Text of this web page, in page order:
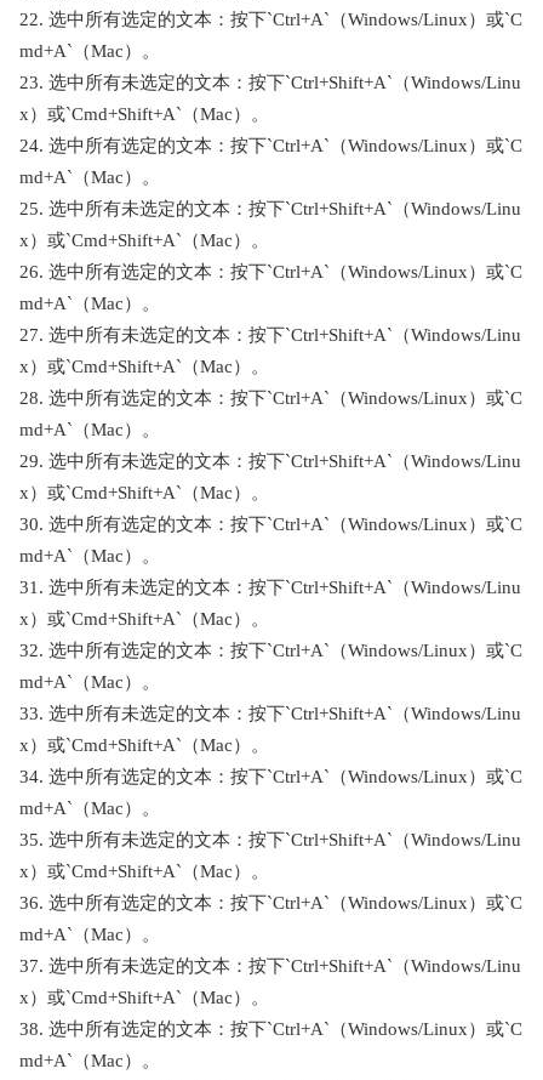
22. 选中所有选定的文本：按下`Ctrl+A`（Windows/Linux）或`C
md+A`（Mac）。
23. 选中所有未选定的文本：按下`Ctrl+Shift+A`（Windows/Linu
x）或`Cmd+Shift+A`（Mac）。
24. 选中所有选定的文本：按下`Ctrl+A`（Windows/Linux）或`C
md+A`（Mac）。
25. 选中所有未选定的文本：按下`Ctrl+Shift+A`（Windows/Linu
x）或`Cmd+Shift+A`（Mac）。
26. 选中所有选定的文本：按下`Ctrl+A`（Windows/Linux）或`C
md+A`（Mac）。
27. 选中所有未选定的文本：按下`Ctrl+Shift+A`（Windows/Linu
x）或`Cmd+Shift+A`（Mac）。
28. 选中所有选定的文本：按下`Ctrl+A`（Windows/Linux）或`C
md+A`（Mac）。
29. 选中所有未选定的文本：按下`Ctrl+Shift+A`（Windows/Linu
x）或`Cmd+Shift+A`（Mac）。
30. 选中所有选定的文本：按下`Ctrl+A`（Windows/Linux）或`C
md+A`（Mac）。
31. 选中所有未选定的文本：按下`Ctrl+Shift+A`（Windows/Linu
x）或`Cmd+Shift+A`（Mac）。
32. 选中所有选定的文本：按下`Ctrl+A`（Windows/Linux）或`C
md+A`（Mac）。
33. 选中所有未选定的文本：按下`Ctrl+Shift+A`（Windows/Linu
x）或`Cmd+Shift+A`（Mac）。
34. 选中所有选定的文本：按下`Ctrl+A`（Windows/Linux）或`C
md+A`（Mac）。
35. 选中所有未选定的文本：按下`Ctrl+Shift+A`（Windows/Linu
x）或`Cmd+Shift+A`（Mac）。
36. 选中所有选定的文本：按下`Ctrl+A`（Windows/Linux）或`C
md+A`（Mac）。
37. 选中所有未选定的文本：按下`Ctrl+Shift+A`（Windows/Linu
x）或`Cmd+Shift+A`（Mac）。
38. 选中所有选定的文本：按下`Ctrl+A`（Windows/Linux）或`C
md+A`（Mac）。